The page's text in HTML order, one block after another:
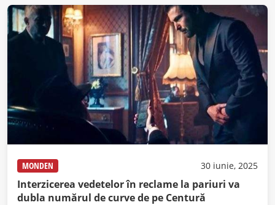
MONDEN 30 iunie, 2025
Interzicerea vedetelor în reclame la pariuri va
dubla numărul de curve de pe Centură